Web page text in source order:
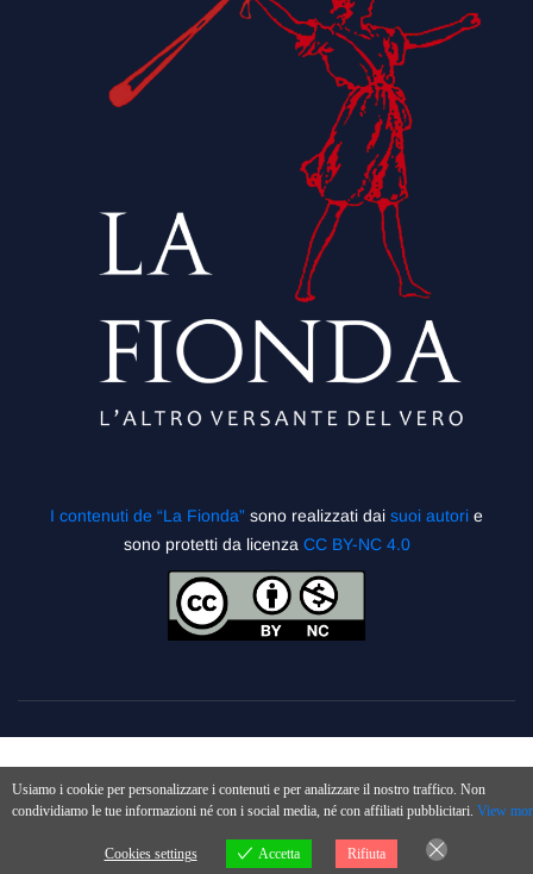
I contenuti de “La Fionda” sono realizzati dai suoi autori e
sono protetti da licenza CC BY-NC 4.0
Usiamo i cookie per personalizzare i contenuti e per analizzare il nostro traffico. Non
condividiamo le tue informazioni né con i social media, né con affiliati pubblicitari. View
Cookies settings Accetta Rifiuta